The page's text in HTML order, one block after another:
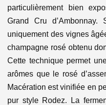
particulièrement bien
Grand Cru
uniquement des vignes
champagne rosé obtenu
Cette technique permet
arômes que le rosé
Macération est vinifiée en
pur style Rodez. La